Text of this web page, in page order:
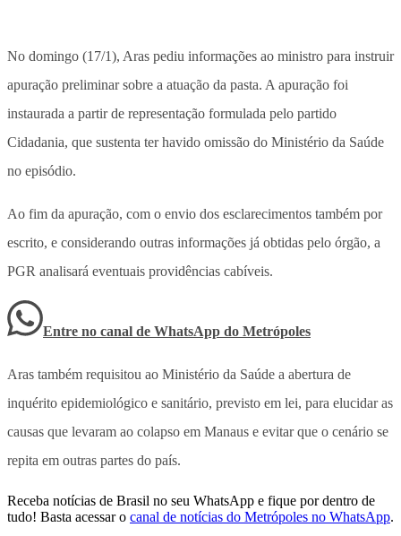
No domingo (17/1), Aras pediu informações ao ministro para instruir
apuração preliminar sobre a atuação da pasta. A apuração foi
instaurada a partir de representação formulada pelo partido
Cidadania, que sustenta ter havido omissão do Ministério da Saúde
no episódio.
Ao fim da apuração, com o envio dos esclarecimentos também por
escrito, e considerando outras informações já obtidas pelo órgão, a
PGR analisará eventuais providências cabíveis.
Entre no canal de WhatsApp do Metrópoles
Aras também requisitou ao Ministério da Saúde a abertura de
inquérito epidemiológico e sanitário, previsto em lei, para elucidar as
causas que levaram ao colapso em Manaus e evitar que o cenário se
repita em outras partes do país.
Receba notícias de Brasil no seu WhatsApp e fique por dentro de
tudo! Basta acessar o canal de notícias do Metrópoles no WhatsApp.